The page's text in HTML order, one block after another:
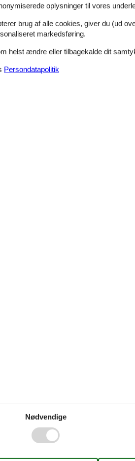
kam die vorhandene Sauna, mögliche
zwei Häuser; Haus I liegt weit vorn
Haus I. Der Straßenverkehr hält sich in
aber bei geöffnetem Fenster bzw. auf
Küche und (Wannen-)bad waren
bei unserem Zimmer Ikea-mäßig im
zu klein (Espresso?); unsere
Reste von Wimperntusche und
oplysninger til vores
brug af alle cookies, giver du (ud
markedsføring.
helst ændre eller tilbagekalde dit
Persondatapolitik
Nødvendige